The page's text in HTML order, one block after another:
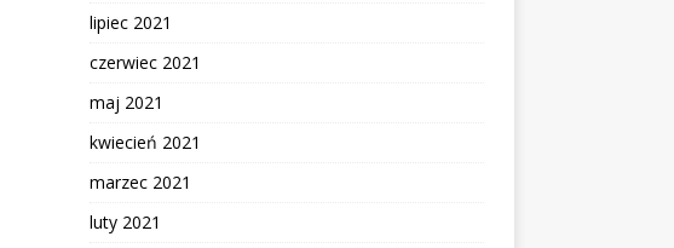
lipiec 2021
czerwiec 2021
maj 2021
kwiecień 2021
marzec 2021
luty 2021